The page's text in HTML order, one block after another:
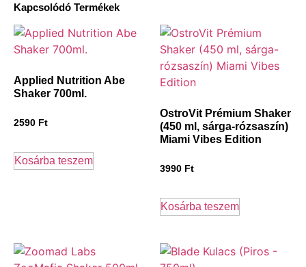
Kapcsolódó Termékek
Applied Nutrition Abe
Shaker 700ml.
2590 Ft
Kosárba teszem
OstroVit Prémium Shaker
(450 ml, sárga-rózsaszín)
Miami Vibes Edition
3990 Ft
Kosárba teszem